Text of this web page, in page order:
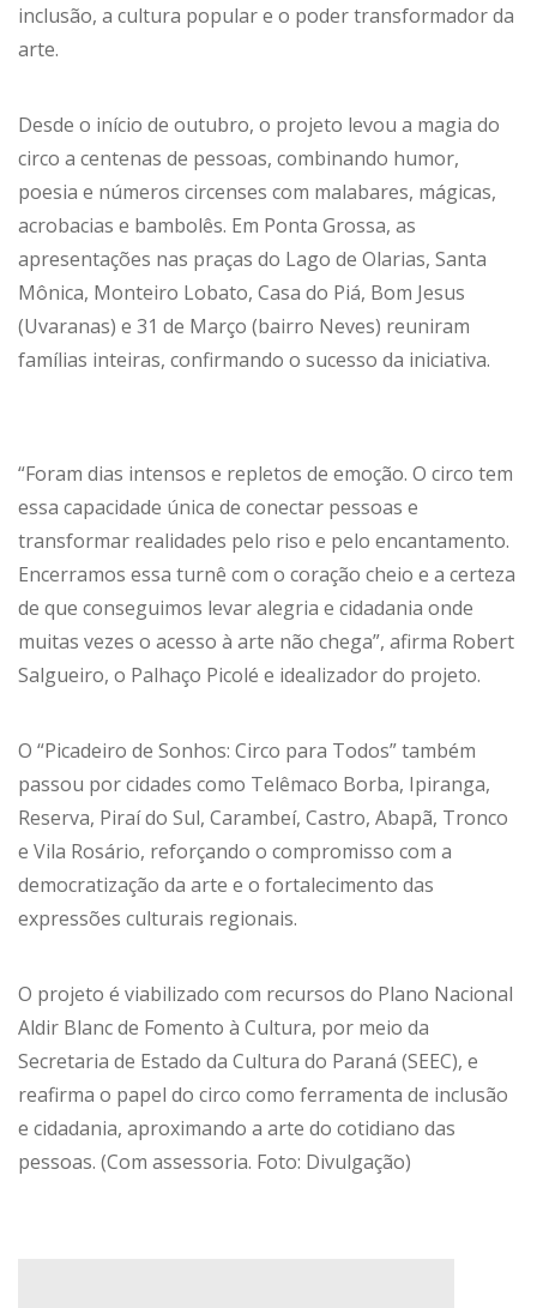
inclusão, a cultura popular e o poder transformador da
arte.
Desde o início de outubro, o projeto levou a magia do
circo a centenas de pessoas, combinando humor,
poesia e números circenses com malabares, mágicas,
acrobacias e bambolês. Em Ponta Grossa, as
apresentações nas praças do Lago de Olarias, Santa
Mônica, Monteiro Lobato, Casa do Piá, Bom Jesus
(Uvaranas) e 31 de Março (bairro Neves) reuniram
famílias inteiras, confirmando o sucesso da iniciativa.
“Foram dias intensos e repletos de emoção. O circo tem
essa capacidade única de conectar pessoas e
transformar realidades pelo riso e pelo encantamento.
Encerramos essa turnê com o coração cheio e a certeza
de que conseguimos levar alegria e cidadania onde
muitas vezes o acesso à arte não chega”, afirma Robert
Salgueiro, o Palhaço Picolé e idealizador do projeto.
O “Picadeiro de Sonhos: Circo para Todos” também
passou por cidades como Telêmaco Borba, Ipiranga,
Reserva, Piraí do Sul, Carambeí, Castro, Abapã, Tronco
e Vila Rosário, reforçando o compromisso com a
democratização da arte e o fortalecimento das
expressões culturais regionais.
O projeto é viabilizado com recursos do Plano Nacional
Aldir Blanc de Fomento à Cultura, por meio da
Secretaria de Estado da Cultura do Paraná (SEEC), e
reafirma o papel do circo como ferramenta de inclusão
e cidadania, aproximando a arte do cotidiano das
pessoas. (Com assessoria. Foto: Divulgação)